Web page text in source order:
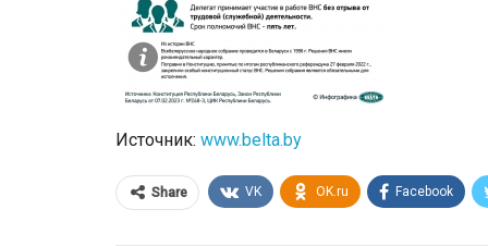
Источник: www.belta.by
Share VK OK.ru Facebook